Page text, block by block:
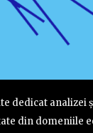
dedicat analizei
din domeniile